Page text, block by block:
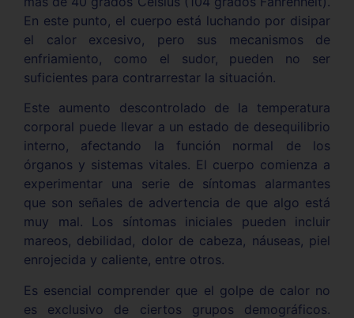
En este punto, el cuerpo está luchando por disipar
el calor excesivo, pero sus mecanismos de
enfriamiento, como el sudor, pueden no ser
suficientes para contrarrestar la situación.
Este aumento descontrolado de la temperatura
corporal puede llevar a un estado de desequilibrio
interno, afectando la función normal de los
órganos y sistemas vitales. El cuerpo comienza a
experimentar una serie de síntomas alarmantes
que son señales de advertencia de que algo está
muy mal. Los síntomas iniciales pueden incluir
mareos, debilidad, dolor de cabeza, náuseas, piel
enrojecida y caliente, entre otros.
Es esencial comprender que el golpe de calor no
es exclusivo de ciertos grupos demográficos.